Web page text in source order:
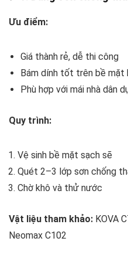
Ưu điểm:
Giá thành rẻ, dễ thi công
Bám dính tốt trên bề mặt
Phù hợp với mái nhà dân
Quy trình:
Vệ sinh bề mặt sạch sẽ
Quét 2–3 lớp sơn chống
Chờ khô và thử nước
Vật liệu tham khảo: KOVA
Neomax C102